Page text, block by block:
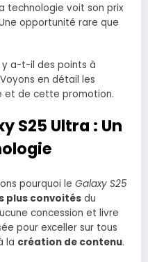
technologie voit son prix
opportunité rare que
a-t-il des points à
en détail les
et de cette promotion.
S25 Ultra : Un
pourquoi le Galaxy S25
plus convoités du
concession et livre
pour exceller sur tous
la création de contenu.